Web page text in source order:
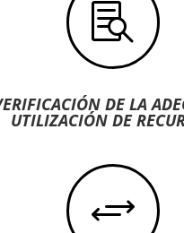

DE LA
UTILIZACIÓN DE
+